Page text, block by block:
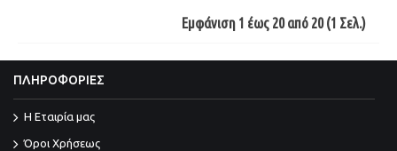
Εμφάνιση 1 έως 20 από 20 (1 Σελ.)
ΠΛΗΡΟΦΟΡΙΕΣ
Η Εταιρία μας
Όροι Χρήσεως